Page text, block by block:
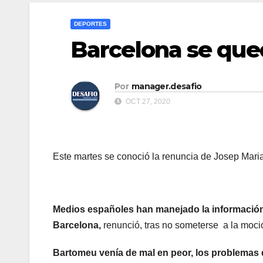
DEPORTES
Barcelona se
Por manager.desafio
OCT 27, 2020
Este martes se conoció la renuncia de Josep
Medios españoles han manejado la
Barcelona, renunció, tras no someterse a la
Bartomeu venía de mal en peor, los